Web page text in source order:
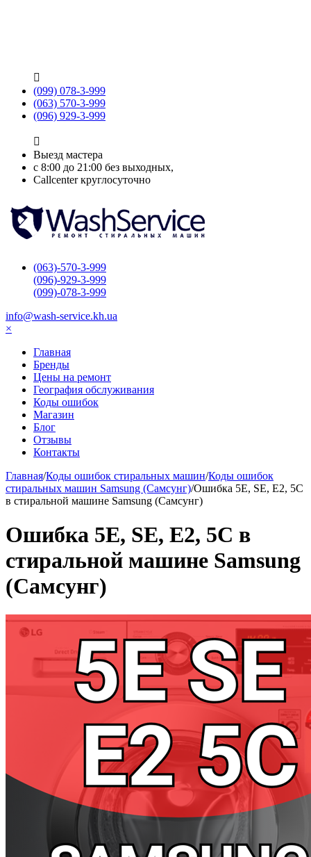

(099) 078-3-999
(063) 570-3-999
(096) 929-3-999

Выезд мастера
с 8:00 до 21:00 без выходных,
Callcenter круглосуточно
(063)-570-3-999
(096)-929-3-999
(099)-078-3-999
info@wash-service.kh.ua
×
Главная
Бренды
Цены на ремонт
География обслуживания
Коды ошибок
Магазин
Блог
Отзывы
Контакты
Главная/Коды ошибок стиральных машин/Коды ошибок
стиральных машин Samsung (Самсунг)/Ошибка 5Е, SE, Е2, 5С
в стиральной машине Samsung (Самсунг)
Ошибка 5Е, SE, Е2, 5С в
стиральной машине Samsung
(Самсунг)